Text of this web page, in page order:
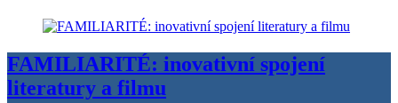
FAMILIARITÉ: inovativní spojení
literatury a filmu